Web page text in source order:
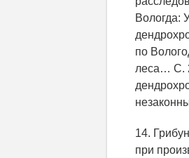
Вологда:
по
леса… С.
14.
при